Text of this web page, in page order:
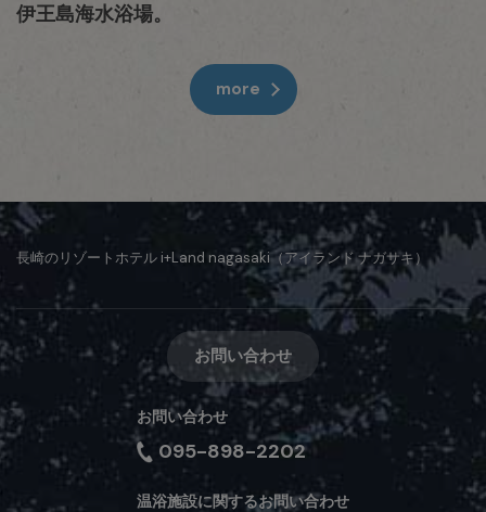
伊王島海水浴場。
more
長崎のリゾートホテル i+Land nagasaki（アイランド ナガサキ）
お問い合わせ
お問い合わせ
095-898-2202
温浴施設に関するお問い合わせ